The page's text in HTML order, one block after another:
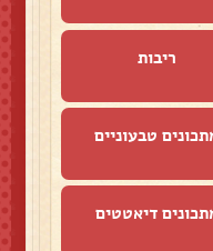
ריבות
טבעוניים
דיאטטים